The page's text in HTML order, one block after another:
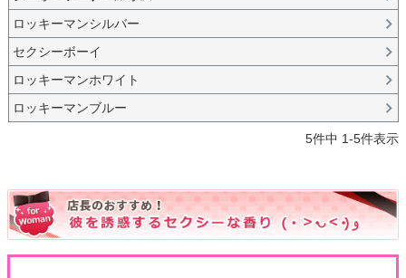
ロッキーマンシルバー
セクシーボーイ
ロッキーマンホワイト
ロッキーマンブルー
5件中 1-5件表示